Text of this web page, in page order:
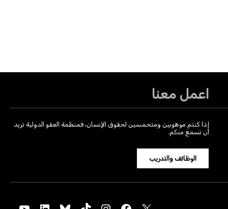
اعمل معنا
إذا كنتم موهوبين ومتحمسين لحقوق الإنسان، فمنظمة العفو الدولية تريد
أن تسمع منكم.
الوظائف والتدريب